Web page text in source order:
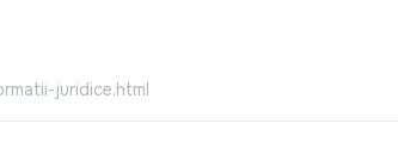
juridice.html